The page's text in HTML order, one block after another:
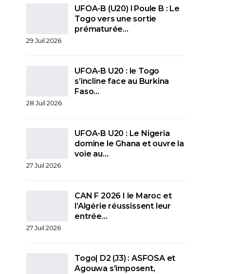
UFOA-B (U20) l Poule B : Le
Togo vers une sortie
prématurée…
29 Juil 2026
UFOA-B U20 : le Togo
s’incline face au Burkina
Faso…
28 Juil 2026
UFOA-B U20 : Le Nigeria
domine le Ghana et ouvre la
voie au…
27 Juil 2026
CAN F 2026 I le Maroc et
l’Algérie réussissent leur
entrée…
27 Juil 2026
Togo| D2 (J3) : ASFOSA et
Agouwa s’imposent,